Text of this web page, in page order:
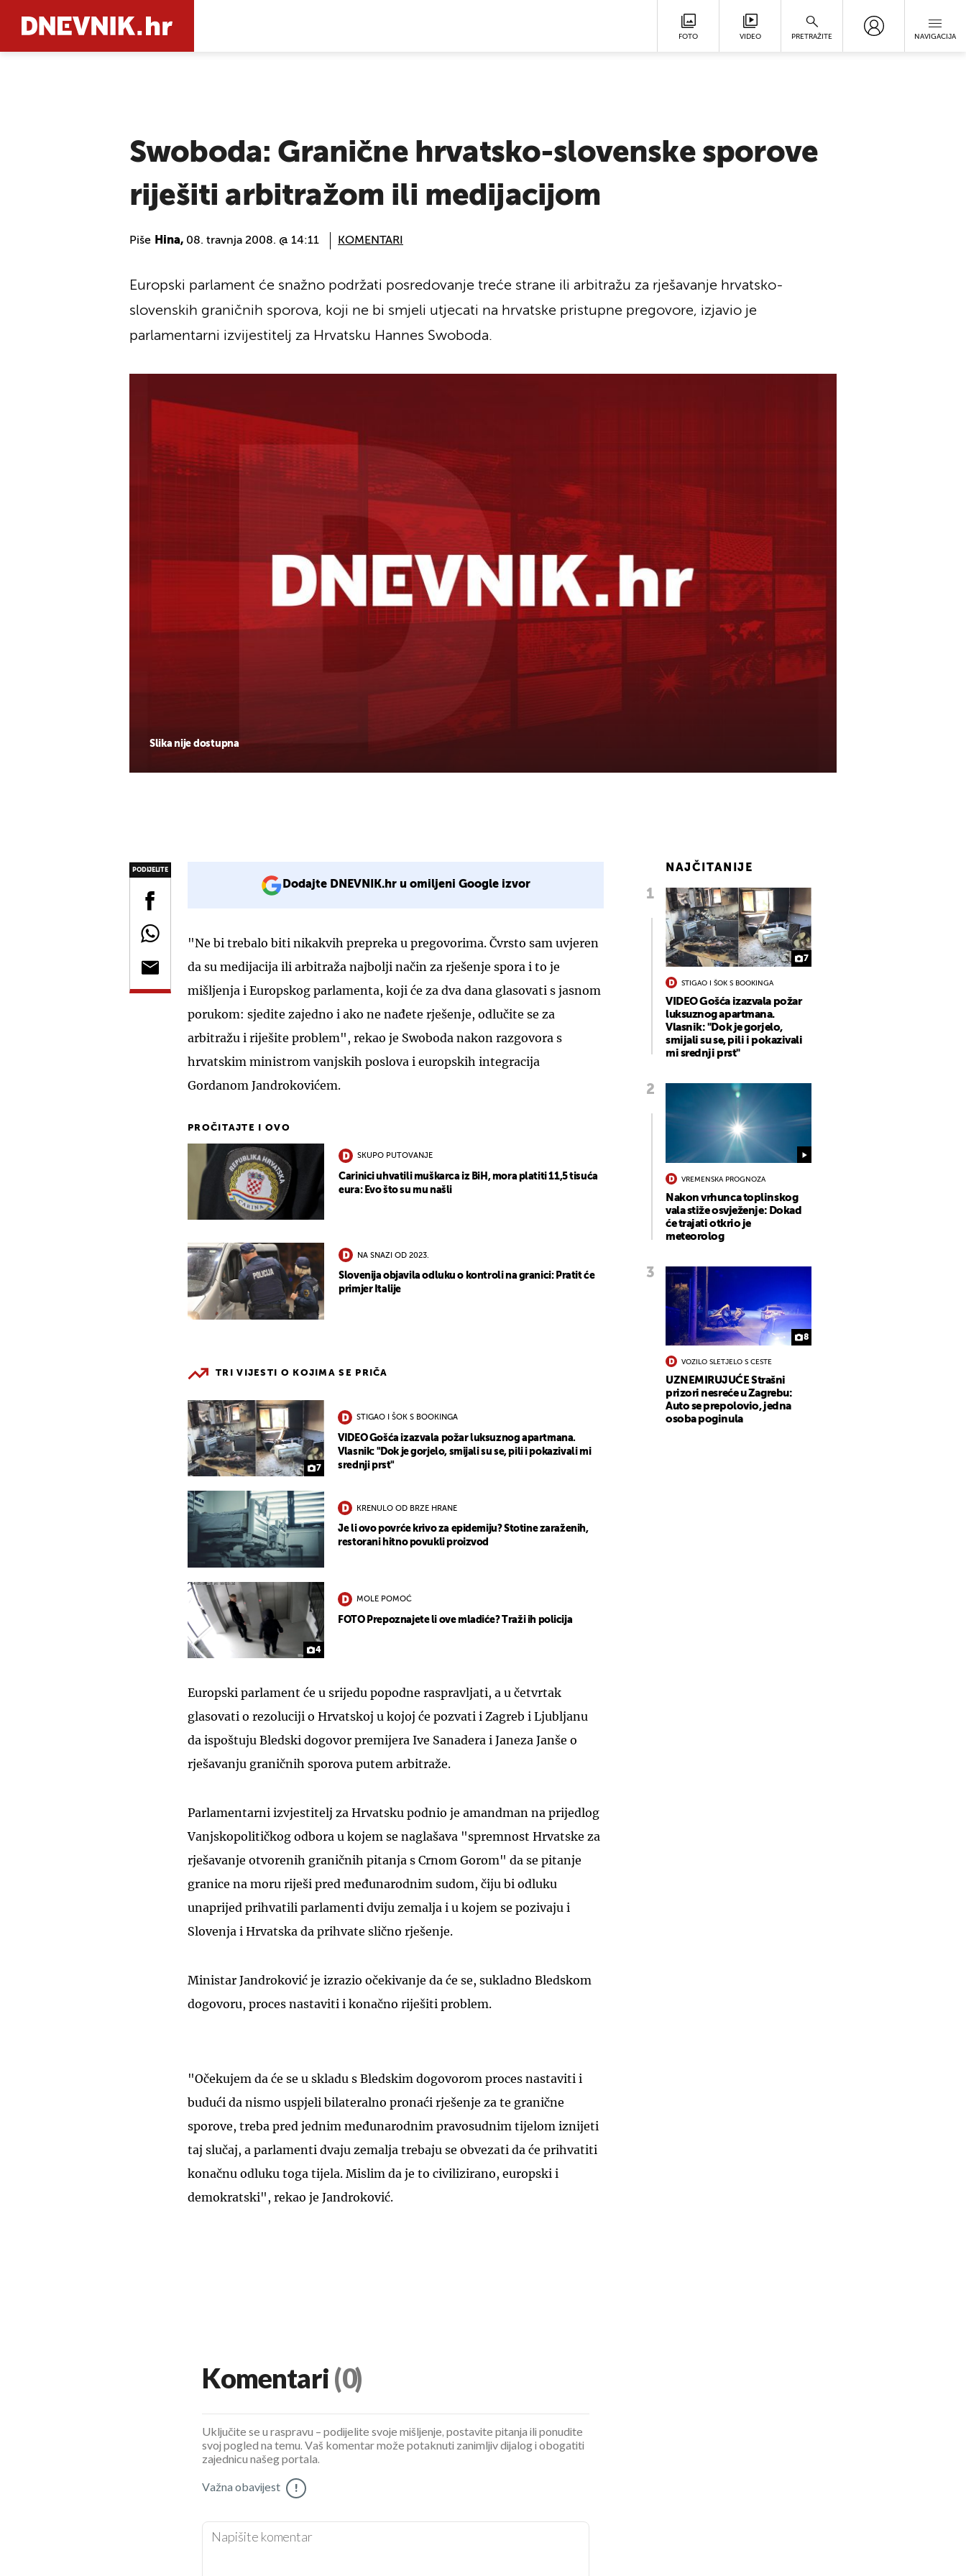
FOTO VIDEO PRETRAŽITE NAVIGACIJA
Swoboda: Granične hrvatsko-slovenske sporove
riješiti arbitražom ili medijacijom
Piše Hina, 08. travnja 2008. @ 14:11 KOMENTARI
Slika nije dostupna
Europski parlament će snažno podržati posredovanje treće strane ili arbitražu za rješavanje hrvatsko-
slovenskih graničnih sporova, koji ne bi smjeli utjecati na hrvatske pristupne pregovore, izjavio je
parlamentarni izvijestitelj za Hrvatsku Hannes Swoboda.
PODIJELITE
Dodajte DNEVNIK.hr u omiljeni Google izvor
"Ne bi trebalo biti nikakvih prepreka u pregovorima. Čvrsto sam uvjeren
da su medijacija ili arbitraža najbolji način za rješenje spora i to je
mišljenja i Europskog parlamenta, koji će za dva dana glasovati s jasnom
porukom: sjedite zajedno i ako ne nađete rješenje, odlučite se za
arbitražu i riješite problem", rekao je Swoboda nakon razgovora s
hrvatskim ministrom vanjskih poslova i europskih integracija
Gordanom Jandrokovićem.
PROČITAJTE I OVO
SKUPO PUTOVANJE
Carinici uhvatili muškarca iz BiH, mora platiti 11,5 tisuća
eura: Evo što su mu našli
NA SNAZI OD 2023.
Slovenija objavila odluku o kontroli na granici: Pratit će
primjer Italije
TRI VIJESTI O KOJIMA SE PRIČA
7
STIGAO I ŠOK S BOOKINGA
VIDEO Gošća izazvala požar luksuznog apartmana.
Vlasnik: "Dok je gorjelo, smijali su se, pili i pokazivali mi
srednji prst"
KRENULO OD BRZE HRANE
Je li ovo povrće krivo za epidemiju? Stotine zaraženih,
restorani hitno povukli proizvod
4
MOLE POMOĆ
FOTO Prepoznajete li ove mladiće? Traži ih policija
Europski parlament će u srijedu popodne raspravljati, a u četvrtak
glasovati o rezoluciji o Hrvatskoj u kojoj će pozvati i Zagreb i Ljubljanu
da ispoštuju Bledski dogovor premijera Ive Sanadera i Janeza Janše o
rješavanju graničnih sporova putem arbitraže.
Parlamentarni izvjestitelj za Hrvatsku podnio je amandman na prijedlog
Vanjskopolitičkog odbora u kojem se naglašava "spremnost Hrvatske za
rješavanje otvorenih graničnih pitanja s Crnom Gorom" da se pitanje
granice na moru riješi pred međunarodnim sudom, čiju bi odluku
unaprijed prihvatili parlamenti dviju zemalja i u kojem se pozivaju i
Slovenja i Hrvatska da prihvate slično rješenje.
Ministar Jandroković je izrazio očekivanje da će se, sukladno Bledskom
dogovoru, proces nastaviti i konačno riješiti problem.
"Očekujem da će se u skladu s Bledskim dogovorom proces nastaviti i
budući da nismo uspjeli bilateralno pronaći rješenje za te granične
sporove, treba pred jednim međunarodnim pravosudnim tijelom iznijeti
taj slučaj, a parlamenti dvaju zemalja trebaju se obvezati da će prihvatiti
konačnu odluku toga tijela. Mislim da je to civilizirano, europski i
demokratski", rekao je Jandroković.
NAJČITANIJE
7
STIGAO I ŠOK S BOOKINGA
VIDEO Gošća izazvala požar
luksuznog apartmana.
Vlasnik: "Dok je gorjelo,
smijali su se, pili i pokazivali
mi srednji prst"
VREMENSKA PROGNOZA
Nakon vrhunca toplinskog
vala stiže osvježenje: Dokad
će trajati otkrio je
meteorolog
8
VOZILO SLETJELO S CESTE
UZNEMIRUJUĆE Strašni
prizori nesreće u Zagrebu:
Auto se prepolovio, jedna
osoba poginula
Komentari (0)
Uključite se u raspravu – podijelite svoje mišljenje, postavite pitanja ili ponudite
svoj pogled na temu. Vaš komentar može potaknuti zanimljiv dijalog i obogatiti
zajednicu našeg portala.
Važna obavijest !